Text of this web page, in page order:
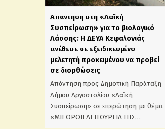
Απάντηση στη «Λαϊκή
Συσπείρωση» για το βιολογικό
Λάσσης: Η ΔΕΥΑ Κεφαλονιάς
ανέθεσε σε εξειδικευμένο
μελετητή προκειμένου να προβεί
σε διορθώσεις
Απάντηση προς Δημοτική Παράταξη
Δήμου Αργοστολίου «Λαϊκή
Συσπείρωση» σε επερώτηση με θέμα
«ΜΗ ΟΡΘΗ ΛΕΙΤΟΥΡΓΙΑ ΤΗΣ…